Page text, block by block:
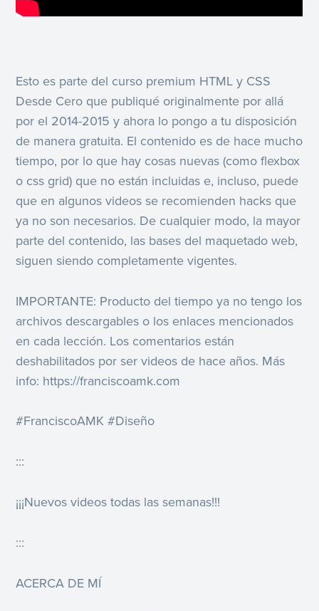
Esto es parte del curso premium HTML y CSS
Desde Cero que publiqué originalmente por allá
por el 2014-2015 y ahora lo pongo a tu disposición
de manera gratuita. El contenido es de hace mucho
tiempo, por lo que hay cosas nuevas (como flexbox
o css grid) que no están incluidas e, incluso, puede
que en algunos videos se recomienden hacks que
ya no son necesarios. De cualquier modo, la mayor
parte del contenido, las bases del maquetado web,
siguen siendo completamente vigentes.
IMPORTANTE: Producto del tiempo ya no tengo los
archivos descargables o los enlaces mencionados
en cada lección. Los comentarios están
deshabilitados por ser videos de hace años. Más
info: https://franciscoamk.com
#FranciscoAMK #Diseño
:::
¡¡¡Nuevos videos todas las semanas!!!
:::
ACERCA DE MÍ